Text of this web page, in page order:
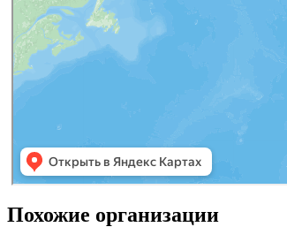
Похожие организации